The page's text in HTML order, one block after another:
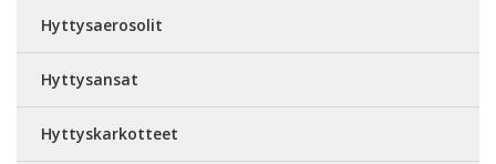
Hyttysaerosolit
Hyttysansat
Hyttyskarkotteet